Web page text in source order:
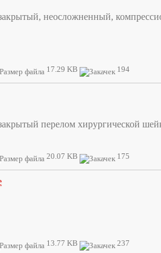
неосложненный,
17.29 KB 194
перелом хирургической
20.07 KB 175
13.77 KB 237